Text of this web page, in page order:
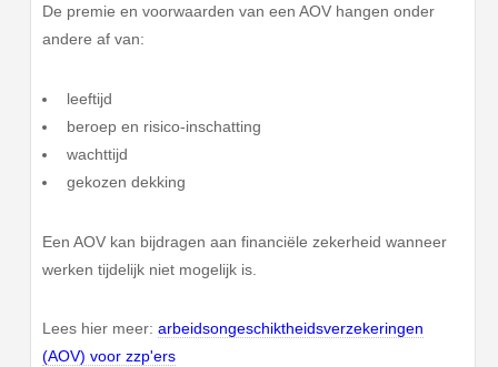
De premie en voorwaarden van een AOV hangen onder
andere af van:
leeftijd
beroep en risico-inschatting
wachttijd
gekozen dekking
Een AOV kan bijdragen aan financiële zekerheid wanneer
werken tijdelijk niet mogelijk is.
Lees hier meer:arbeidsongeschiktheidsverzekeringen
(AOV) voor zzp'ers